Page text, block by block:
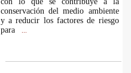
conservación del medio ambiente
y a reducir los factores de riesgo
para